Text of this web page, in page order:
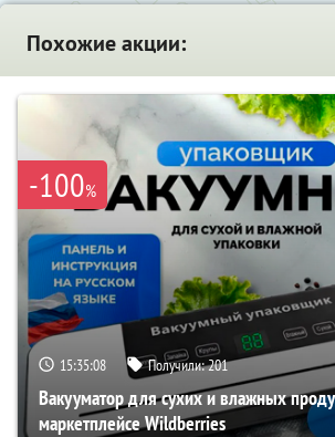
Похожие акции:
-100%
15:35:06 Получили:201
Вакууматор для сухих и влажных
маркетплейсе Wildberries